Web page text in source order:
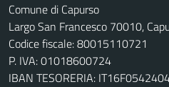
Comune di Capurso
Largo San Francesco 70010,
Codice fiscale: 80015110721
P. IVA: 01018600724
IBAN TESORERIA: